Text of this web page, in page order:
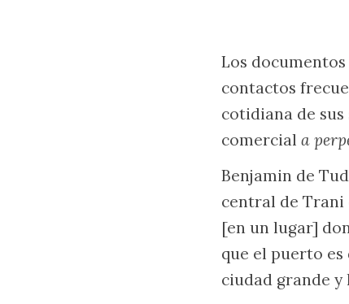
Los
contactos
cotidiana de
comercial a
Benjamin de
central de Trani
[en un lugar]
que el puerto es
ciudad grande y